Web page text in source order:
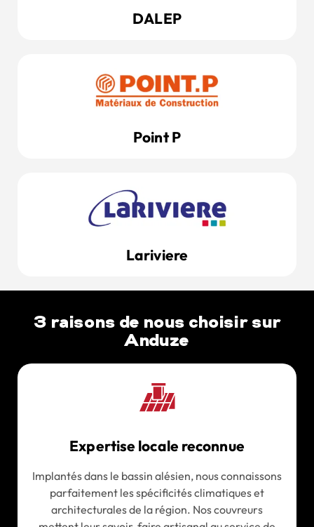
DALEP
Point P
Lariviere
3 raisons de nous choisir sur
Anduze
Expertise locale reconnue
Implantés dans le bassin alésien, nous connaissons
parfaitement les spécificités climatiques et
architecturales de la région. Nos couvreurs